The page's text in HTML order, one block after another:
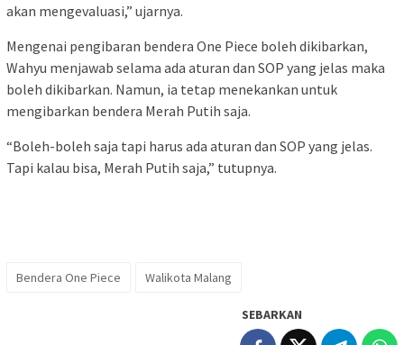
akan mengevaluasi,” ujarnya.
Mengenai pengibaran bendera One Piece boleh dikibarkan,
Wahyu menjawab selama ada aturan dan SOP yang jelas maka
boleh dikibarkan. Namun, ia tetap menekankan untuk
mengibarkan bendera Merah Putih saja.
“Boleh-boleh saja tapi harus ada aturan dan SOP yang jelas.
Tapi kalau bisa, Merah Putih saja,” tutupnya.
Bendera One Piece Walikota Malang
SEBARKAN